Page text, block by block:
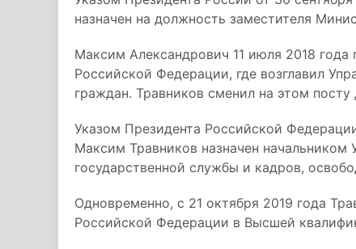
назначен на должность заместителя
Максим Александрович 11 июля 2018
Российской Федерации, где возглавил
граждан. Травников сменил на этом
Указом Президента Российской
Максим Травников назначен начальником
государственной службы и кадров,
Одновременно, с 21 октября 2019 года
Российской Федерации в Высшей